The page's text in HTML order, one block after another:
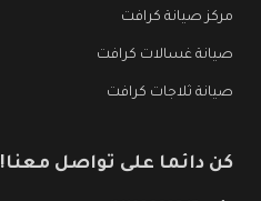
مركز صيانة كرافت
صيانة غسالات كرافت
صيانة ثلاجات كرافت
كن دائما على تواصل معنا!